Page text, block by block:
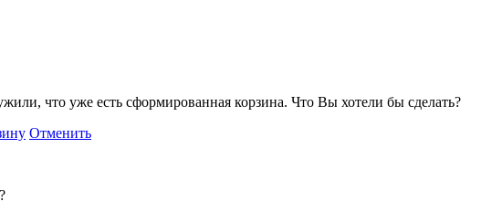
что уже есть сформированная корзина. Что Вы хотели бы сделать?
Отменить